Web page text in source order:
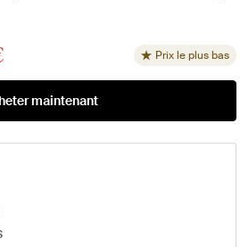
Prix le plus bas
maintenant